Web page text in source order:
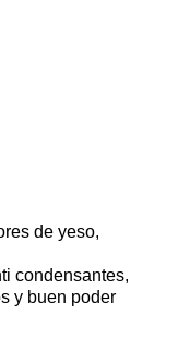
de yeso,
condensantes,
y buen poder